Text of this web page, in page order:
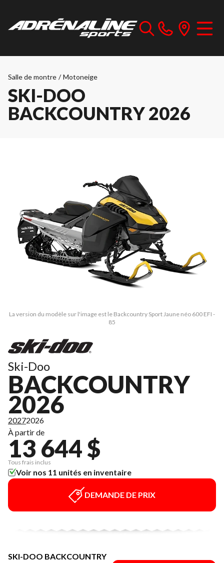
Salle de montre / Motoneige
SKI-DOO
BACKCOUNTRY 2026
La version du modèle sur l'image est le Backcountry Sport Jaune néo 600 EFI -
85
Ski-Doo
BACKCOUNTRY
2026
20272026
À partir de
13 644 $
Tous frais inclus
Voir nos 11 unités en inventaire
DEMANDE DE PRIX
SKI-DOO BACKCOUNTRY